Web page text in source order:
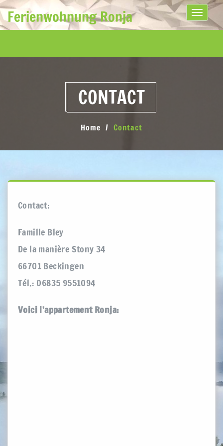
Toggle
Ferienwohnung Ronja
CONTACT
Home Contact
Contact:
Famille Bley
De la manière Stony 34
66701 Beckingen
Tél.: 06835 9551094
Voici l’appartement Ronja: